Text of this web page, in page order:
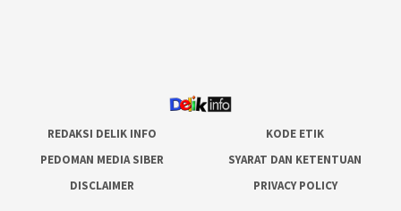
REDAKSI DELIK INFO
KODE ETIK
PEDOMAN MEDIA SIBER
SYARAT DAN KETENTUAN
DISCLAIMER
PRIVACY POLICY